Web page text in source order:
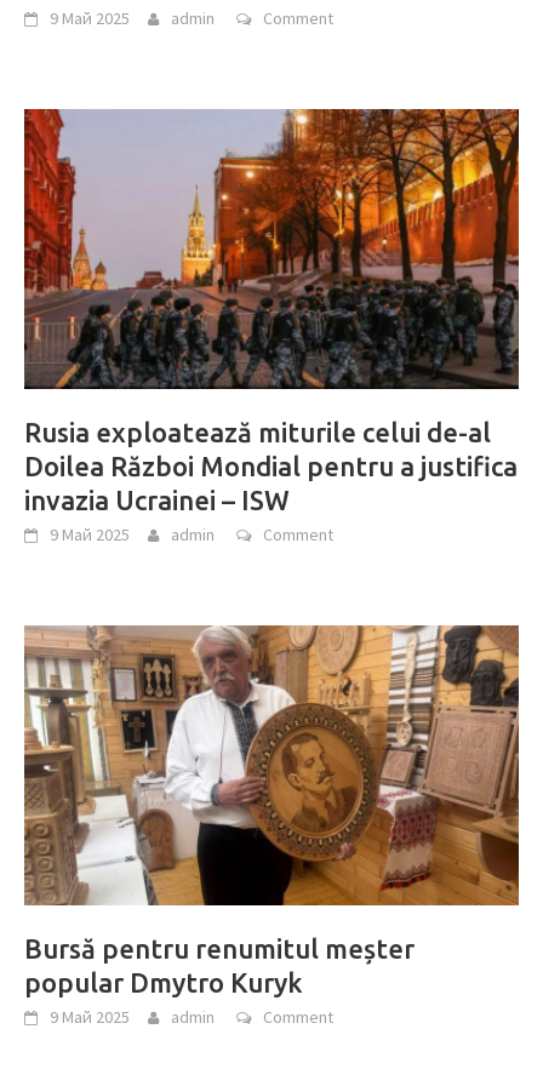
9 Май 2025 admin Comment
Rusia exploatează miturile celui de-al
Doilea Război Mondial pentru a justifica
invazia Ucrainei – ISW
9 Май 2025 admin Comment
Bursă pentru renumitul meșter
popular Dmytro Kuryk
9 Май 2025 admin Comment